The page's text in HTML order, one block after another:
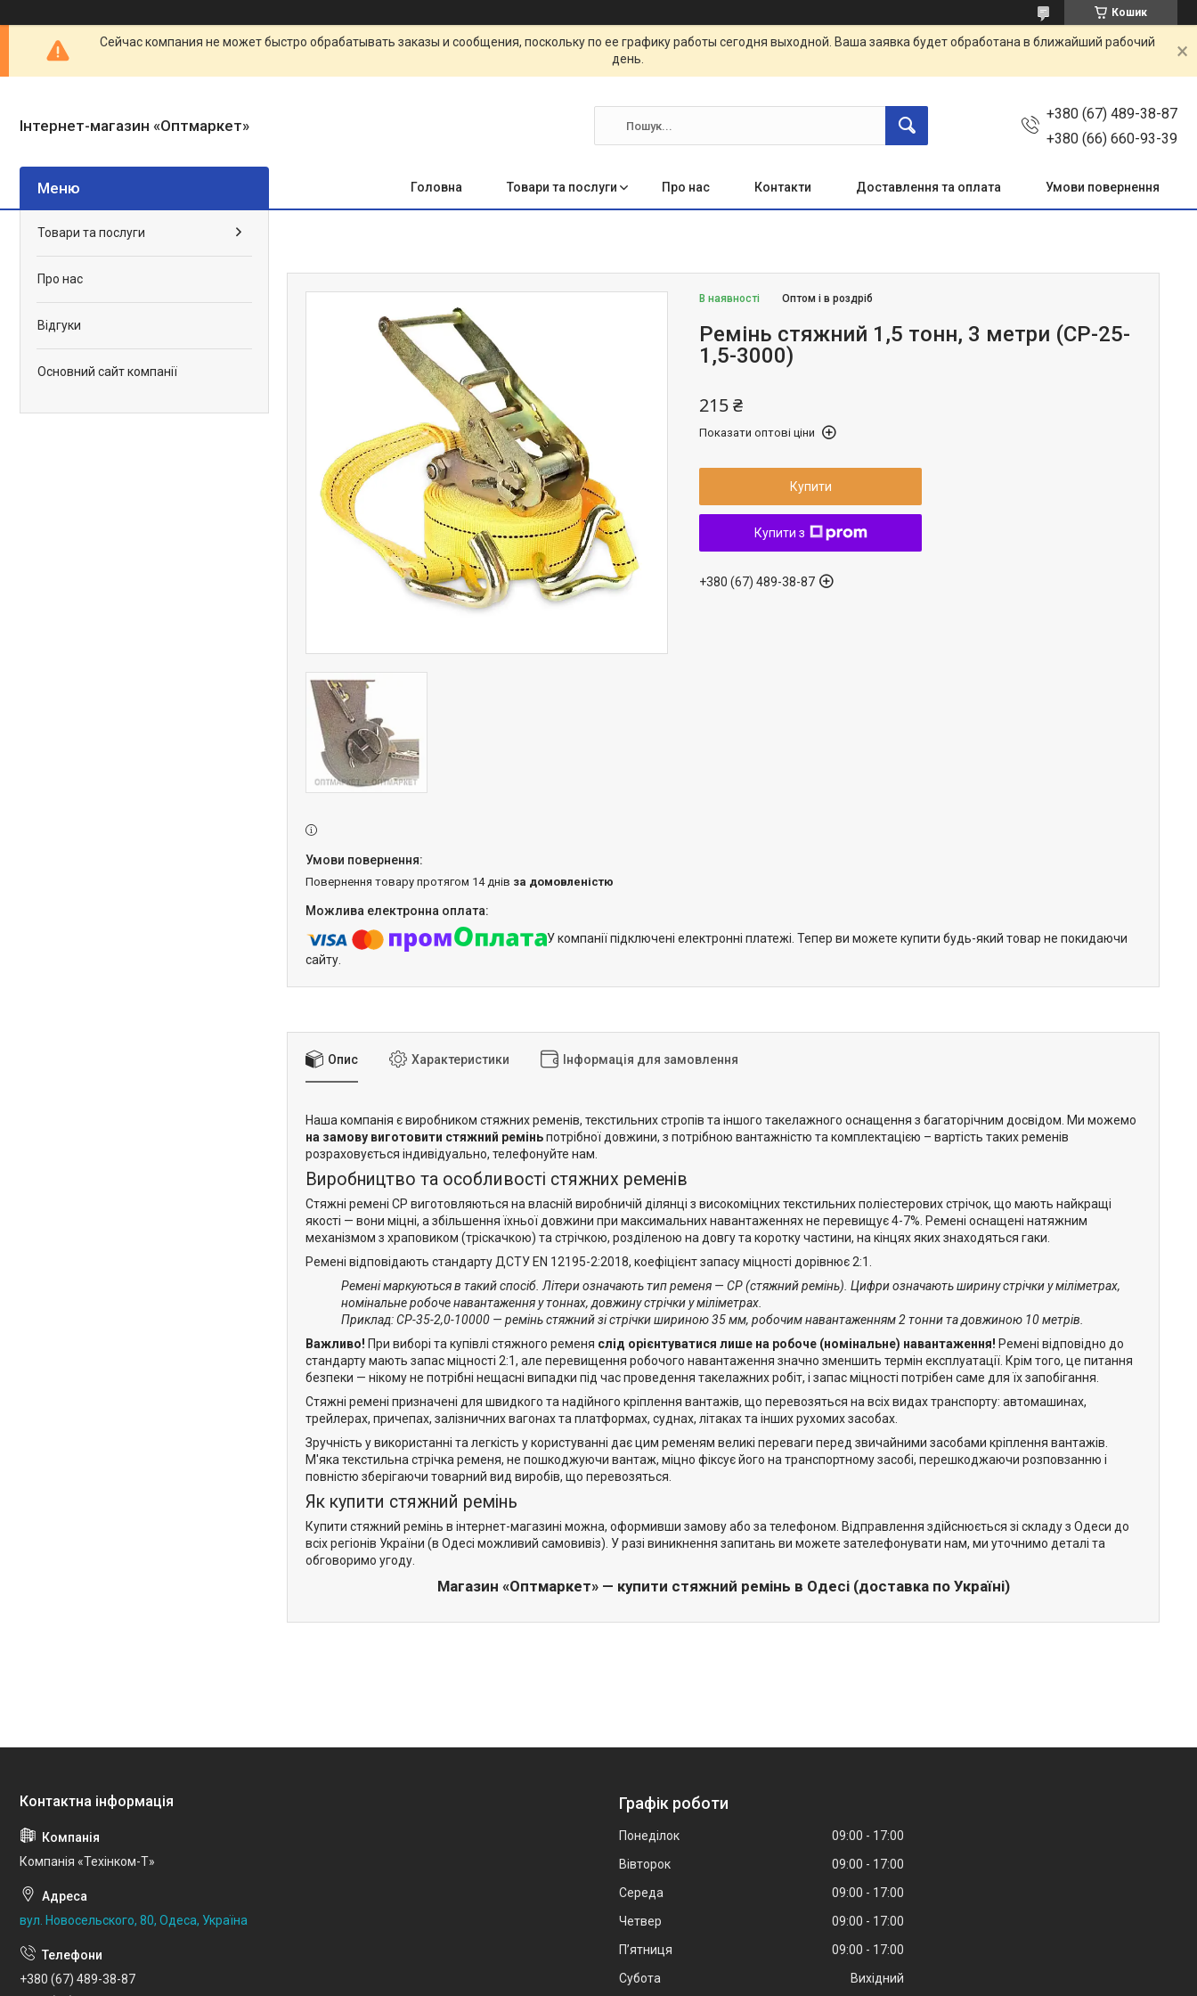
Кошик
Сейчас компания не может быстро обрабатывать заказы и сообщения, поскольку по ее графику работы сегодня выходной. Ваша заявка будет обработана в ближайший рабочий
день.
Інтернет-магазин «Оптмаркет»
+380 (67) 489-38-87
+380 (66) 660-93-39
Головна Товари та послуги Про нас Контакти Доставлення та оплата Умови повернення
В наявності Оптом і в роздріб
Ремінь стяжний 1,5 тонн, 3 метри (СР-25-
1,5-3000)
215 ₴
Показати оптові ціни
Купити
Купити з
+380 (67) 489-38-87
повернення товару протягом 14 днів за домовленістю
У компанії підключені електронні платежі. Тепер ви можете купити будь-який товар не покидаючи
сайту.
Опис Характеристики Інформація для замовлення
Наша компанія є виробником стяжних ременів, текстильних стропів та іншого такелажного оснащення з багаторічним досвідом. Ми можемо
на замову виготовити стяжний реміньпотрібної довжини, з потрібною вантажністю та комплектацією – вартість таких ременів
розраховується індивідуально, телефонуйте нам.
Виробництво та особливості стяжних ременів
Стяжні ремені СР виготовляються на власній виробничій ділянці з високоміцних текстильних поліестерових стрічок, що мають найкращі
якості — вони міцні, а збільшення їхньої довжини при максимальних навантаженнях не перевищує 4-7%. Ремені оснащені натяжним
механізмом з храповиком (тріскачкою) та стрічкою, розділеною на довгу та коротку частини, на кінцях яких знаходяться гаки.
Ремені відповідають стандарту ДСТУ EN 12195-2:2018, коефіцієнт запасу міцності дорівнює 2:1.
Ремені маркуються в такий спосіб. Літери означають тип ременя — СР (стяжний ремінь). Цифри означають ширину стрічки у міліметрах,
номінальне робоче навантаження у тоннах, довжину стрічки у міліметрах.
Приклад: СР-35-2,0-10000 — ремінь стяжний зі стрічки шириною 35 мм, робочим навантаженням 2 тонни та довжиною 10 метрів.
Важливо! При виборі та купівлі стяжного ременя слід орієнтуватися лише на робоче (номінальне) навантаження! Ремені відповідно до
стандарту мають запас міцності 2:1, але перевищення робочого навантаження значно зменшить термін експлуатації. Крім того, це питання
безпеки — нікому не потрібні нещасні випадки під час проведення такелажних робіт, і запас міцності потрібен саме для їх запобігання.
Стяжні ремені призначені для швидкого та надійного кріплення вантажів, що перевозяться на всіх видах транспорту: автомашинах,
трейлерах, причепах, залізничних вагонах та платформах, суднах, літаках та інших рухомих засобах.
Зручність у використанні та легкість у користуванні дає цим ременям великі переваги перед звичайними засобами кріплення вантажів.
М'яка текстильна стрічка ременя, не пошкоджуючи вантаж, міцно фіксує його на транспортному засобі, перешкоджаючи розповзанню і
повністю зберігаючи товарний вид виробів, що перевозяться.
Як купити стяжний ремінь
Купити стяжний ремінь в інтернет-магазині можна, оформивши замову або за телефоном. Відправлення здійснюється зі складу з Одеси до
всіх регіонів України (в Одесі можливий самовивіз). У разі виникнення запитань ви можете зателефонувати нам, ми уточнимо деталі та
обговоримо угоду.
Магазин «Оптмаркет» — купити стяжний ремінь в Одесі (доставка по Україні)
Товари та послуги
Про нас
Відгуки
Основний сайт компанії
Компанія «Техінком-Т»
вул. Новосельского, 80, Одеса, Україна
+380 (67) 489-38-87
Графік роботи
Понеділок 09:00
17:00
Вівторок
09:00
17:00
Середа
09:00
17:00
Четвер
09:00
17:00
Пʼятниця
09:00
17:00
Субота
Вихідний